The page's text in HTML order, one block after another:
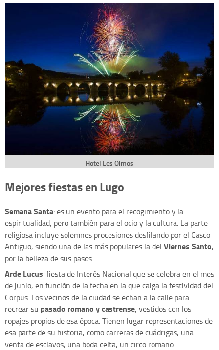
Hotel Los Olmos
Mejores fiestas en Lugo
Semana Santa: es un evento para el recogimiento y la
espiritualidad, pero también para el ocio y la cultura. La parte
religiosa incluye solemnes procesiones desfilando por el Casco
Antiguo, siendo una de las más populares la del Viernes Santo,
por la belleza de sus pasos.
Arde Lucus: fiesta de Interés Nacional que se celebra en el mes
de junio, en función de la fecha en la que caiga la festividad del
Corpus. Los vecinos de la ciudad se echan a la calle para
recrear su pasado romano y castrense, vestidos con los
ropajes propios de esa época. Tienen lugar representaciones de
esa parte de su historia, como carreras de cuádrigas, una
venta de esclavos, una boda celta, un circo romano...